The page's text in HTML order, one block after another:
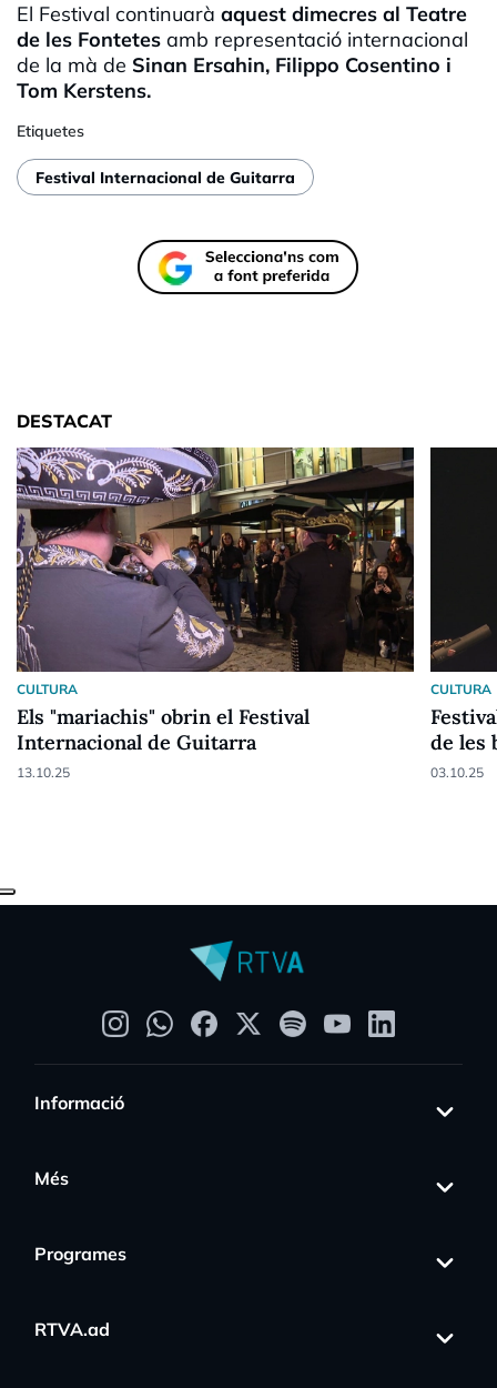
El Festival continuarà aquest dimecres al Teatre
de les Fontetes amb representació internacional
de la mà de Sinan Ersahin, Filippo Cosentino i
Tom Kerstens.
Etiquetes
Festival Internacional de Guitarra
DESTACAT
CULTURA
Els "mariachis" obrin el Festival
Internacional de Guitarra
13.10.25
CULTURA
de les
03.10.25
Informació
Més
Programes
RTVA.ad